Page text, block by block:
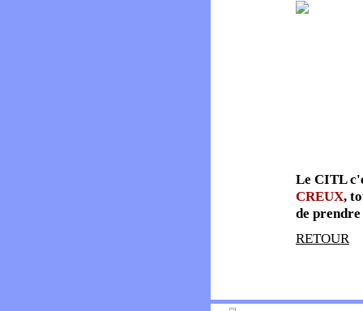
Le CITL
CREUX,
de prendre
RETOUR